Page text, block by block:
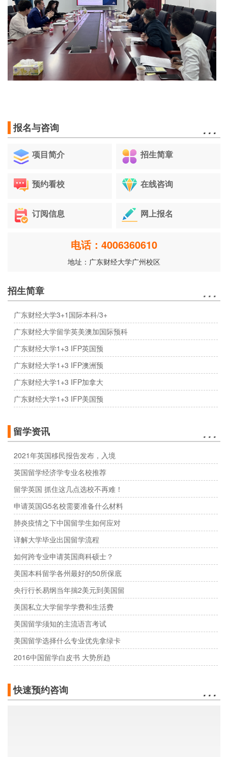
报名与咨询 …
项目简介 招生简章
预约看校 在线咨询
订阅信息 网上报名
电话：4006360610
地址：广东财经大学广州校区
招生简章 …
广东财经大学3+1国际本科/3+
广东财经大学留学英美澳加国际预科
广东财经大学1+3 IFP英国预
广东财经大学1+3 IFP澳洲预
广东财经大学1+3 IFP加拿大
广东财经大学1+3 IFP美国预
留学资讯 …
2021年英国移民报告发布，入境
英国留学经济学专业名校推荐
留学英国 抓住这几点选校不再难！
申请英国G5名校需要准备什么材料
肺炎疫情之下中国留学生如何应对
详解大学毕业出国留学流程
如何跨专业申请英国商科硕士？
美国本科留学各州最好的50所保底
央行行长易纲当年揣2美元到美国留
美国私立大学留学学费和生活费
美国留学须知的主流语言考试
美国留学选择什么专业优先拿绿卡
2016中国留学白皮书 大势所趋
快速预约咨询 …